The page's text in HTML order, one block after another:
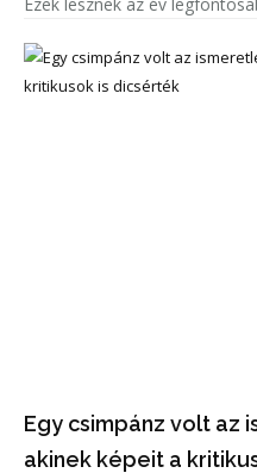
Egy csimpánz volt az
akinek képeit a